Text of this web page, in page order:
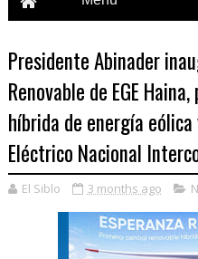
Presidente Abinader
Renovable de EGE
híbrida de energía
Eléctrico Nacional
El Siblo 3 months ago